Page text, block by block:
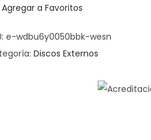
Agregar a Favoritos
e-wdbu6y0050bbk-wesn
Discos Externos